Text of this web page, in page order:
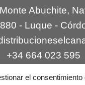
el consentimiento
Abuchite,
- Luque -
+34 664 023 595